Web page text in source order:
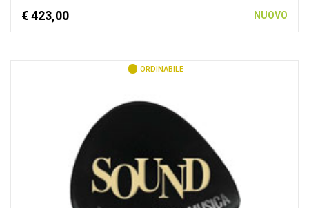
€ 423,00 NUOVO
ORDINABILE